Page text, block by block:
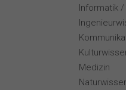
Informatik /
Medizin